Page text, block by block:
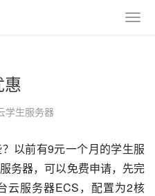
学生服务器
以前有9元一个月的学生服
务器，可以免费申请，先完
云服务器ECS，配置为2核